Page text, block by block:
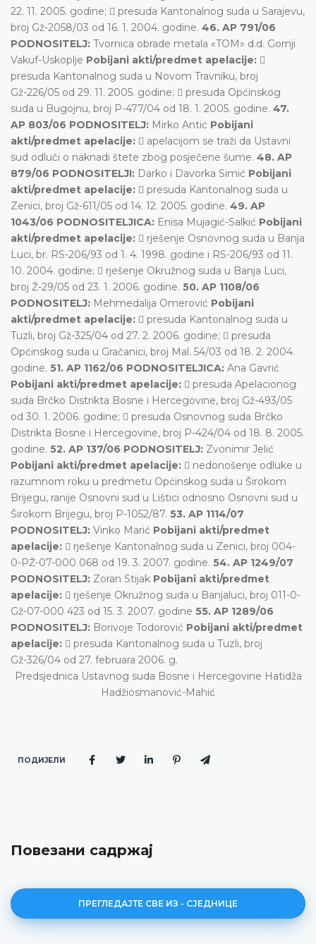
22. 11. 2005. godine;  presuda Kantonalnog suda u Sarajevu,
broj Gž-2058/03 od 16. 1. 2004. godine. 46. AP 791/06
PODNOSITELJ: Tvornica obrade metala «TOM» d.d. Gornji
Vakuf-Uskoplje Pobijani akti/predmet apelacije: 
presuda Kantonalnog suda u Novom Travniku, broj
Gž-226/05 od 29. 11. 2005. godine;  presuda Općinskog
suda u Bugojnu, broj P-477/04 od 18. 1. 2005. godine. 47.
AP 803/06 PODNOSITELJ: Mirko Antić Pobijani
akti/predmet apelacije:  apelacijom se traži da Ustavni
sud odluči o naknadi štete zbog posječene šume. 48. AP
879/06 PODNOSITELJI: Darko i Davorka Simić Pobijani
akti/predmet apelacije:  presuda Kantonalnog suda u
Zenici, broj Gž-611/05 od 14. 12. 2005. godine. 49. AP
1043/06 PODNOSITELJICA: Enisa Mujagić-Salkić Pobijani
akti/predmet apelacije:  rješenje Osnovnog suda u Banja
Luci, br. RS-206/93 od 1. 4. 1998. godine i RS-206/93 od 11.
10. 2004. godine;  rješenje Okružnog suda u Banja Luci,
broj Ž-29/05 od 23. 1. 2006. godine. 50. AP 1108/06
PODNOSITELJ: Mehmedalija Omerović Pobijani
akti/predmet apelacije:  presuda Kantonalnog suda u
Tuzli, broj Gž-325/04 od 27. 2. 2006. godine;  presuda
Općinskog suda u Gračanici, broj Mal. 54/03 od 18. 2. 2004.
godine. 51. AP 1162/06 PODNOSITELJICA: Ana Gavrić
Pobijani akti/predmet apelacije:  presuda Apelacionog
suda Brčko Distrikta Bosne i Hercegovine, broj Gž-493/05
od 30. 1. 2006. godine;  presuda Osnovnog suda Brčko
Distrikta Bosne i Hercegovine, broj P-424/04 od 18. 8. 2005.
godine. 52. AP 137/06 PODNOSITELJ: Zvonimir Jelić
Pobijani akti/predmet apelacije:  nedonošenje odluke u
razumnom roku u predmetu Općinskog suda u Širokom
Brijegu, ranije Osnovni sud u Lištici odnosno Osnovni sud u
Širokom Brijegu, broj P-1052/87. 53. AP 1114/07
PODNOSITELJ: Vinko Marić Pobijani akti/predmet
apelacije:  rješenje Kantonalnog suda u Zenici, broj 004-
0-PŽ-07-000 068 od 19. 3. 2007. godine. 54. AP 1249/07
PODNOSITELJ: Zoran Stijak Pobijani akti/predmet
apelacije:  rješenje Okružnog suda u Banjaluci, broj 011-0-
Gž-07-000 423 od 15. 3. 2007. godine 55. AP 1289/06
PODNOSITELJ: Borivoje Todorović Pobijani akti/predmet
apelacije:  presuda Kantonalnog suda u Tuzli, broj
Gž-326/04 od 27. februara 2006. g.
Predsjednica Ustavnog suda Bosne i Hercegovine Hatidža
Hadžiosmanović-Mahić
ПОДИЈЕЛИ
Повезани садржај
ПРЕГЛЕДАЈТЕ СВЕ ИЗ - СЈЕДНИЦЕ